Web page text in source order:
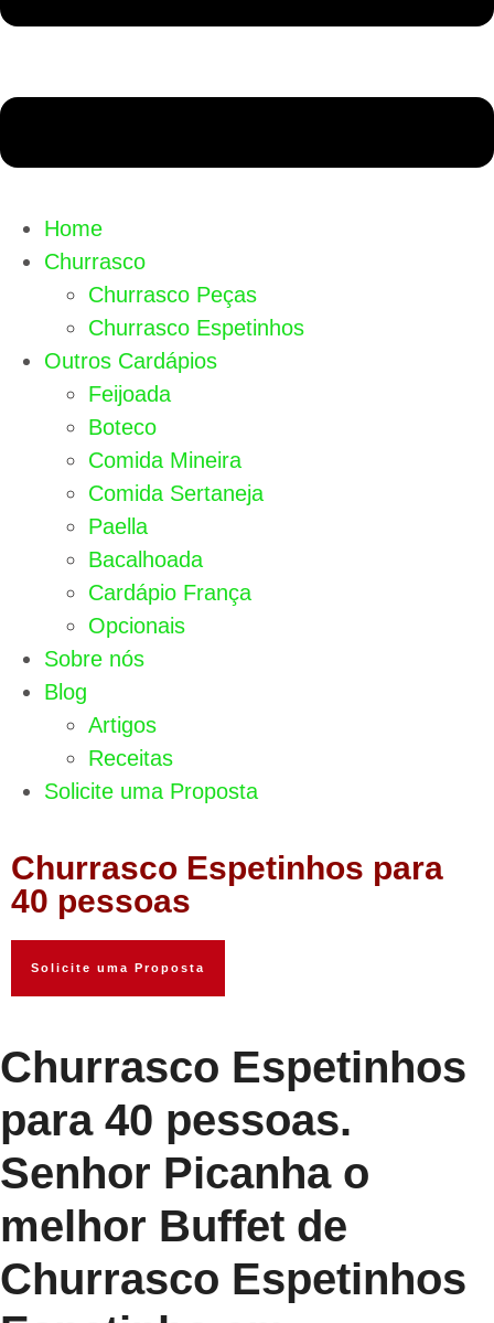
Home
Churrasco
Churrasco Peças
Churrasco Espetinhos
Outros Cardápios
Feijoada
Boteco
Comida Mineira
Comida Sertaneja
Paella
Bacalhoada
Cardápio França
Opcionais
Sobre nós
Blog
Artigos
Receitas
Solicite uma Proposta
Churrasco Espetinhos para
40 pessoas
Solicite uma Proposta
Churrasco Espetinhos
para 40 pessoas.
Senhor Picanha o
melhor Buffet de
Churrasco Espetinhos